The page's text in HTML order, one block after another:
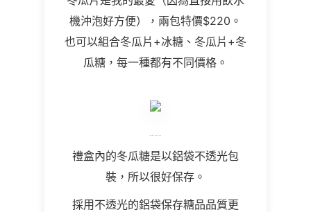
機沖泡好方便），兩包特價$220。
也可以組合冬瓜片+冰糖、冬瓜片+冬
瓜糖，每一種都有不同價格。
禮盒內的冬瓜糖是以鋁袋不透光包
裝，所以很好保存。
採用不透光的鋁袋保存糖品品質更